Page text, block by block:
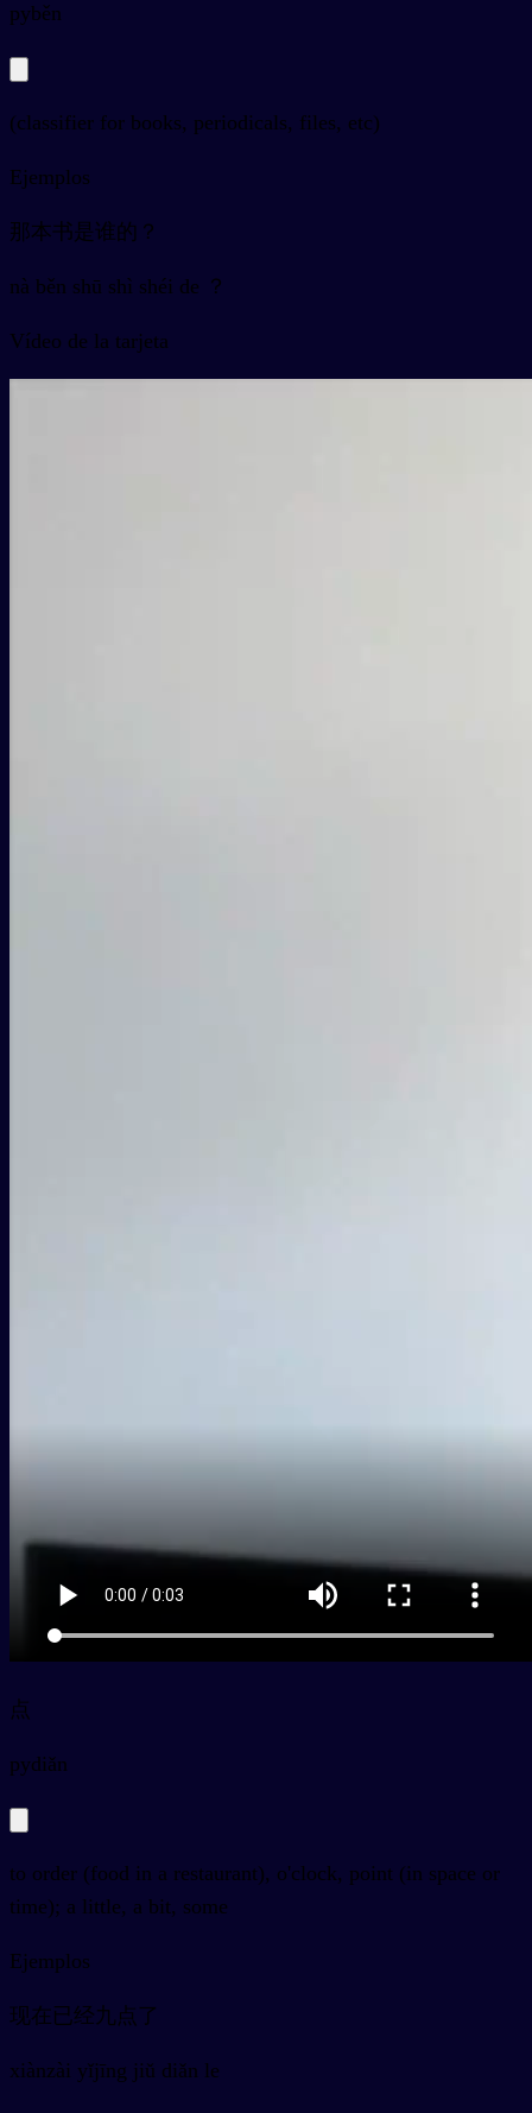
pyběn
(classifier for books, periodicals, files, etc)
Ejemplos
那本书是谁的？
nà běn shū shì shéi de ？
Vídeo de la tarjeta
点
pydiǎn
to order (food in a restaurant), o'clock, point (in space or
time); a little, a bit, some
Ejemplos
现在已经九点了
xiànzài yǐjīng jiǔ diǎn le